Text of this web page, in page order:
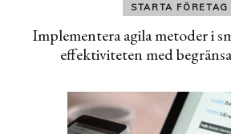
STARTA FÖRETAG
Implementera agila metoder i
effektiviteten med